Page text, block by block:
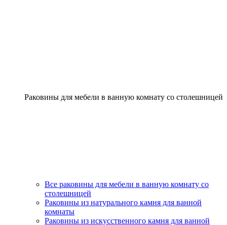
Раковины для мебели в ванную комнату со столешницей
Все раковины для мебели в ванную комнату со
столешницей
Раковины из натурального камня для ванной
комнаты
Раковины из искусственного камня для ванной